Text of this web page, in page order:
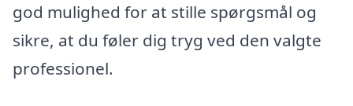
god mulighed for at stille spørgsmål og
sikre, at du føler dig tryg ved den valgte
professionel.